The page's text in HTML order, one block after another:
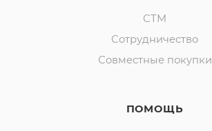
СТМ
Сотрудничество
Совместные покупки
ПОМОЩЬ